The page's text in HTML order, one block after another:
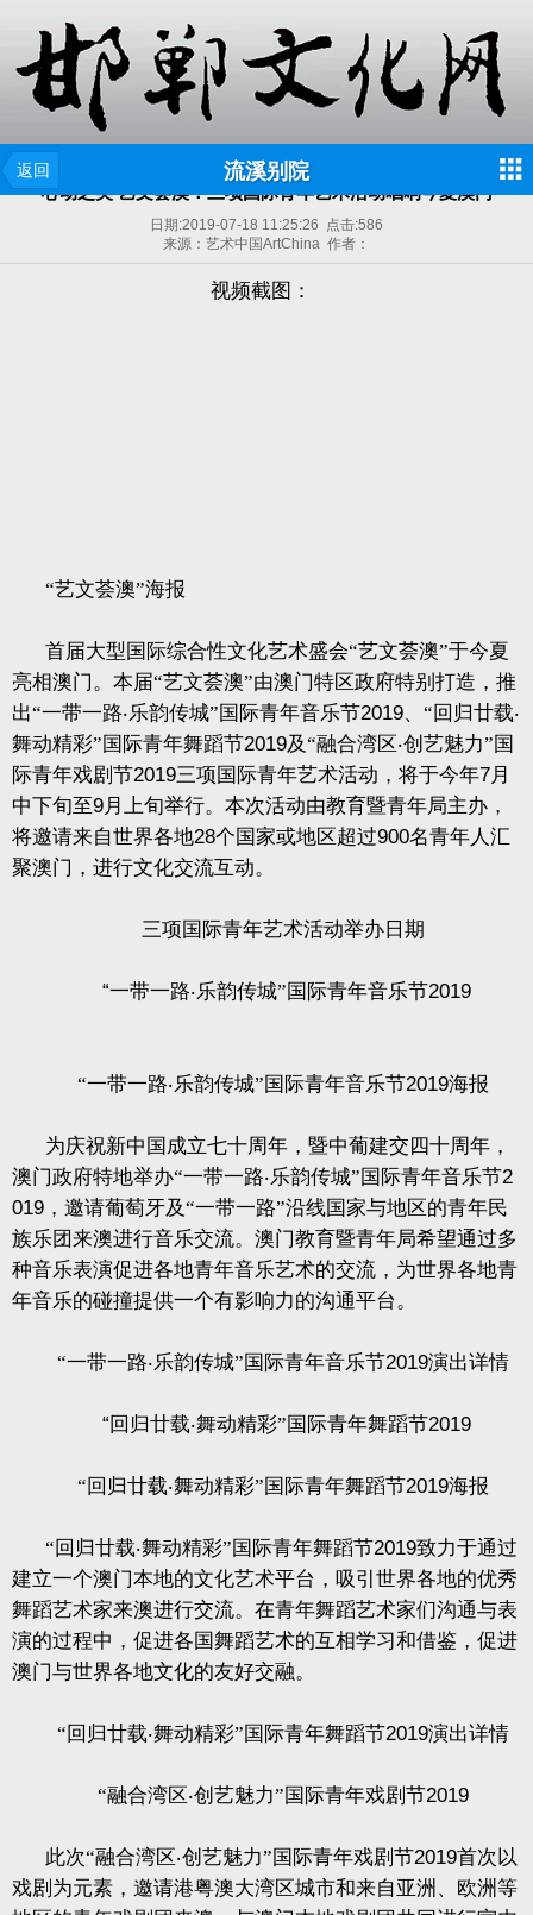
返回 流溪别院
心动之美 艺文荟澳：三项国际青年艺术活动唱响今夏澳门
日期:2019-07-18 11:25:26 点击:586
来源：艺术中国ArtChina 作者：
视频截图：
“艺文荟澳”海报
首届大型国际综合性文化艺术盛会“艺文荟澳”于今夏
亮相澳门。本届“艺文荟澳”由澳门特区政府特别打造，推
出“一带一路‧乐韵传城”国际青年音乐节2019、“回归廿载‧
舞动精彩”国际青年舞蹈节2019及“融合湾区‧创艺魅力”国
际青年戏剧节2019三项国际青年艺术活动，将于今年7月
中下旬至9月上旬举行。本次活动由教育暨青年局主办，
将邀请来自世界各地28个国家或地区超过900名青年人汇
聚澳门，进行文化交流互动。
三项国际青年艺术活动举办日期
“一带一路‧乐韵传城”国际青年音乐节2019
“一带一路‧乐韵传城”国际青年音乐节2019海报
为庆祝新中国成立七十周年，暨中葡建交四十周年，
澳门政府特地举办“一带一路‧乐韵传城”国际青年音乐节2
019 ，邀请葡萄牙及“一带一路”沿线国家与地区的青年民
族乐团来澳进行音乐交流。澳门教育暨青年局希望通过多
种音乐表演促进各地青年音乐艺术的交流，为世界各地青
年音乐的碰撞提供一个有影响力的沟通平台。
“一带一路‧乐韵传城”国际青年音乐节2019演出详情
“回归廿载‧舞动精彩”国际青年舞蹈节2019
“回归廿载‧舞动精彩”国际青年舞蹈节2019海报
“回归廿载‧舞动精彩”国际青年舞蹈节2019致力于通过
建立一个澳门本地的文化艺术平台，吸引世界各地的优秀
舞蹈艺术家来澳进行交流。在青年舞蹈艺术家们沟通与表
演的过程中，促进各国舞蹈艺术的互相学习和借鉴，促进
澳门与世界各地文化的友好交融。
“回归廿载‧舞动精彩”国际青年舞蹈节2019演出详情
“融合湾区‧创艺魅力”国际青年戏剧节2019
此次“融合湾区‧创艺魅力”国际青年戏剧节2019首次以
戏剧为元素，邀请港粤澳大湾区城市和来自亚洲、欧洲等